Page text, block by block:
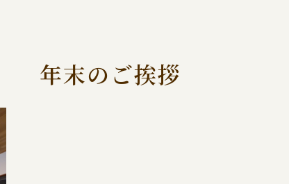
年末のご挨拶